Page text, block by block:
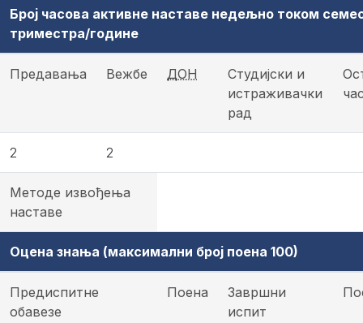
Број часова активне наставе недељно током
триместра/године
Предавања Вежбе ДОН
Студијски и
истраживачки
рад
2 2
Методе извођења
наставе
Оцена знања (максимални број поена 100)
Предиспитне
обавезе
Поена
Завршни
испит